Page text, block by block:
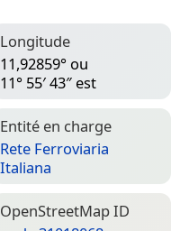
Longitude
11,92859° ou
11° 55′ 43″ est
Entité en charge
Rete Ferroviaria
Italiana
Open­Street­Map ID